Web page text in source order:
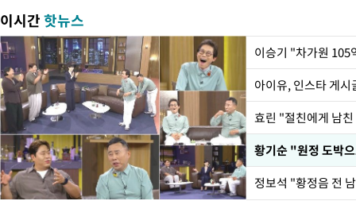
이시간핫뉴스
아이유, 인스타 게
효린 "절친에게 남
황기순 "원정 도박